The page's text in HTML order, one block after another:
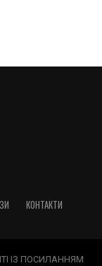
КОНТАКТИ
ІЗ ПОСИЛАННЯМ